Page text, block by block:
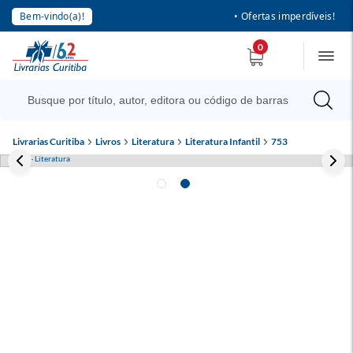
Bem-vindo(a)! • Ofertas imperdíveis!
0
Livrarias Curitiba Livros Literatura Literatura Infantil 753